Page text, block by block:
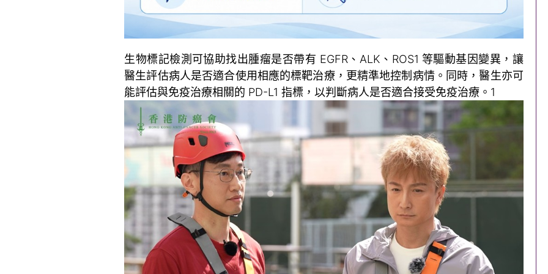
生物標記檢測可協助找出腫瘤是否帶有 EGFR、ALK、ROS1 等驅動基因變異，讓
醫生評估病人是否適合使用相應的標靶治療，更精準地控制病情。同時，醫生亦可
能評估與免疫治療相關的 PD-L1 指標，以判斷病人是否適合接受免疫治療。 1